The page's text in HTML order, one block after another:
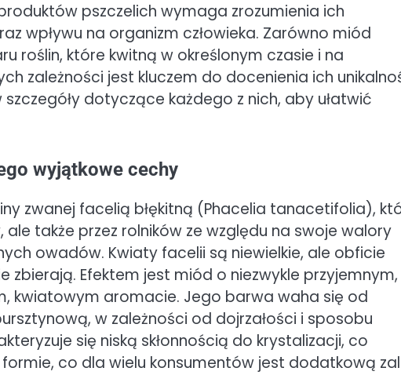
pszczelich wymaga zrozumienia ich
wpływu na organizm człowieka. Zarówno miód
roślin, które kwitną w określonym czasie i na
zależności jest kluczem do docenienia ich
dotyczące każdego z nich, aby ułatwić
wyjątkowe cechy
zwanej facelią błękitną (Phacelia tanacetifolia),
także przez rolników ze względu na swoje walory
owadów. Kwiaty facelii są niewielkie, ale obficie
zbierają. Efektem jest miód o niezwykle przyjemnym,
kwiatowym aromacie. Jego barwa waha się od
w zależności od dojrzałości i sposobu
się niską skłonnością do krystalizacji, co
formie, co dla wielu konsumentów jest dodatkową